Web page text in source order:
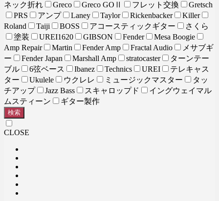
ネック折れ
Greco Greco GOⅡ フレット交換
Gretsch
PRS
アンプ Laney Taylor Rickenbacker
Killer
Roland
Taiji BOSS アコースティックギター
さくら
塗装
UREI1620 GIBSON Fender
Mesa Boogie
Amp Repair
Martin Fender Amp Fractal Audio
メサブギ
ー
Fender Japan Marshall Amp stratocaster
ターンテー
ブル
6弦ベース Ibanez Technics UREI
テレキャス
ター
Ukulele ウクレレ ミュージックマスター
タッ
チアップ
Jazz Bass スキャロップド
イングウェイマル
ムスティーン
ギター製作
検索
CLOSE